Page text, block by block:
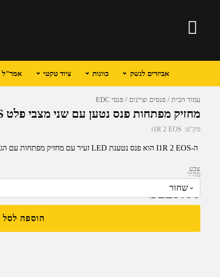
אביזרים לנשק כוונות ציוד טקטי אמר"ל
עמוד הבית פנסים וציינים פנסי EDC
מחזיק מפתחות פנס נטען עם שני מצבי פלט Olight i1R 2 EOS
מק"ט: i1R 2 EOS
ה-I1R 2 EOS הוא פנס נטענת LED זעיר עם מחזיק מפתחות עם הגדרות פלט כפול הנעות בין 5 ל-150 לומן.
מחיר
₪129.00
צבע
הוספה לסל